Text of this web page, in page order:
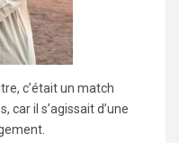
c’était un match
car il s’agissait d’une